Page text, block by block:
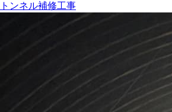
トンネル補修工事